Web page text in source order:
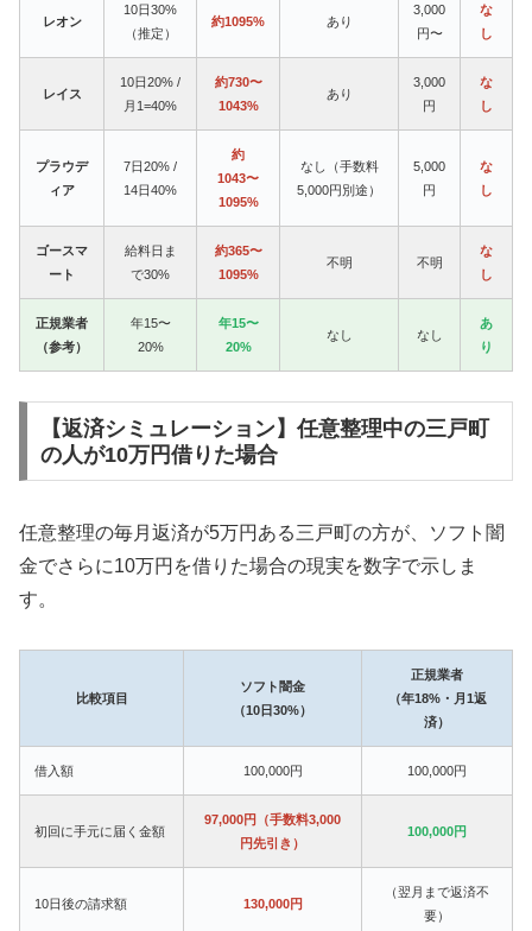
レオン
10日30%
（推定）
約1095% あり
3,000
円〜
な
し
レイス
10日20% /
月1=40%
約730〜
1043%
あり
3,000
円
な
し
プラウデ
ィア
7日20% /
14日40%
約
1043〜
1095%
なし（手数料
5,000円別途）
5,000
円
な
し
ゴースマ
ート
給料日ま
で30%
約365〜
1095%
不明 不明
な
し
正規業者
（参考）
年15〜
20%
年15〜
20%
なし なし
あ
り
【返済シミュレーション】任意整理中の三戸町
の人が10万円借りた場合
任意整理の毎月返済が5万円ある三戸町の方が、ソフト闇
金でさらに10万円を借りた場合の現実を数字で示しま
す。
比較項目
ソフト闇金
（10日30%）
正規業者
（年18%・月1返
済）
借入額 100,000円 100,000円
初回に手元に届く金額
97,000円（手数料3,000
円先引き）
100,000円
10日後の請求額 130,000円
（翌月まで返済不
要）